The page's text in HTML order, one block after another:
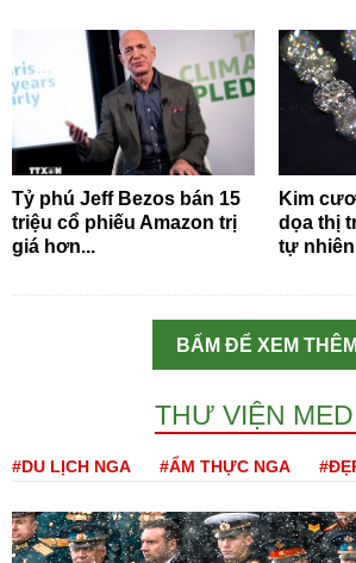
Tỷ phú Jeff Bezos bán 15
triệu cổ phiếu Amazon trị
giá hơn...
Kim
dọa thị
tự nhiên
BẤM ĐỂ XEM THÊM
THƯ VIỆN
#DU LỊCH NGA #ẨM THỰC NGA